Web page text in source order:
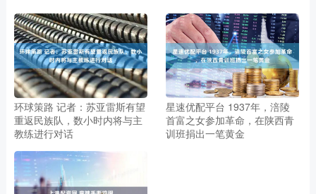
环球策路 记者：苏亚雷斯有望
重返民族队，数小时内将与主
教练进行对话
星速优配平台 1937年，涪陵
首富之女参加革命，在陕西青
训班捐出一笔黄金